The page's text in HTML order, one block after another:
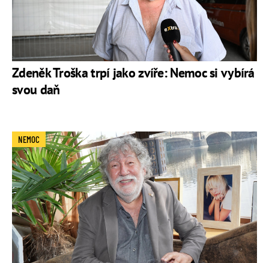
Zdeněk Troška trpí jako zvíře: Nemoc si vybírá
svou daň
NEMOC